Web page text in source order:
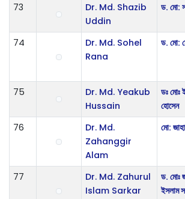
73
Dr. Md. Shazib
Uddin
ড. মো:
74
Dr. Md. Sohel
Rana
ড. মো:
75
Dr. Md. Yeakub
Hussain
ডঃ মোঃ
হোসেন
76
Dr. Md.
Zahanggir
Alam
মো:
77
Dr. Md. Zahurul
Islam Sarkar
ড. মোঃ
ইসলাম